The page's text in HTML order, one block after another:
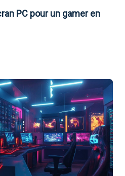
PC pour un gamer en